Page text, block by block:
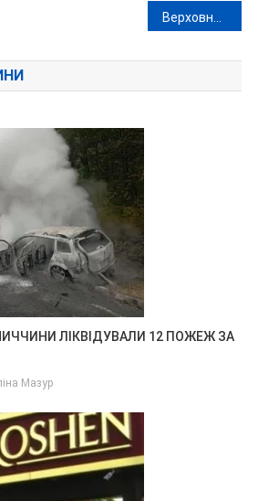
ЛІКВІДУВАЛИ 12 ПОЖЕЖ ЗА
Мазур